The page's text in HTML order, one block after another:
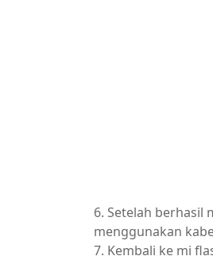
6. Setelah berhasil
menggunakan
7. Kembali ke mi